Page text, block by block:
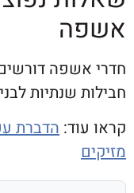
דורשים ריסוס
לבניינים
הדברת עכברים|